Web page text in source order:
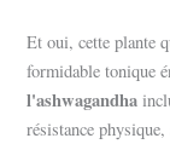
Et oui, cette plante
formidable tonique
l'ashwagandha
résistance